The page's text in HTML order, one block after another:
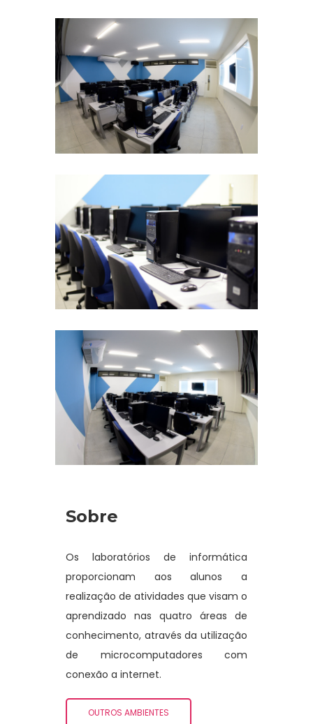
Sobre
Os laboratórios de informática
proporcionam aos alunos a
realização de atividades que visam o
aprendizado nas quatro áreas de
conhecimento, através da utilização
de microcomputadores com
conexão a internet.
OUTROS AMBIENTES